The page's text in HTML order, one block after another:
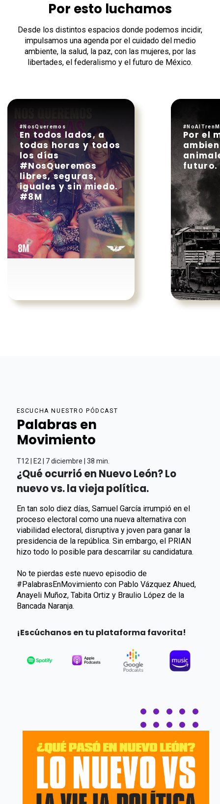
Por esto luchamos
Desde los distintos espacios donde podemos incidir,
impulsamos una agenda por el cuidado del medio
ambiente, la salud, la paz, con las mujeres, por las
libertades, el federalismo y el futuro de México.
#NosQueremos
En todos lados, a
todas horas y todos
los días
#NosQueremos
libres, seguras,
iguales y sin miedo.
#8M
Por el
futuro.
ESCUCHA NUESTRO PÓDCAST
Palabras en
Movimiento
T12 | E2 | 7 diciembre | 38 min.
¿Qué ocurrió en Nuevo León? Lo
nuevo vs. la vieja política.
En tan solo diez días, Samuel García irrumpió en el
proceso electoral como una nueva alternativa con
viabilidad electoral, disruptiva y joven para ganar la
presidencia de la república. Sin embargo, el PRIAN
hizo todo lo posible para descarrilar su candidatura.
No te pierdas este nuevo episodio de
#PalabrasEnMovimiento con Pablo Vázquez Ahued,
Anayeli Muñoz, Tabita Ortiz y Braulio López de la
Bancada Naranja.
¡Escúchanos en tu plataforma favorita!